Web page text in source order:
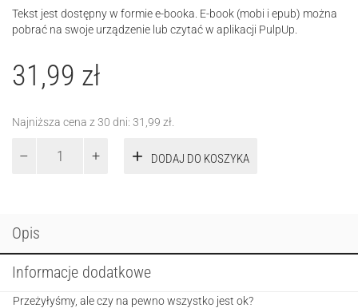
Tekst jest dostępny w formie e-booka. E-book (mobi i epub) można
pobrać na swoje urządzenie lub czytać w aplikacji PulpUp.
31,99 zł
Najniższa cena z 30 dni: 31,99 zł
DODAJ DO KOSZYKA
Opis
Informacje dodatkowe
Przeżyłyśmy, ale czy na pewno wszystko jest ok?